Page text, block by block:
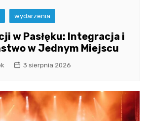
wydarzenia
w Pasłęku: Integracja i
w Jednym Miejscu
3 sierpnia 2026